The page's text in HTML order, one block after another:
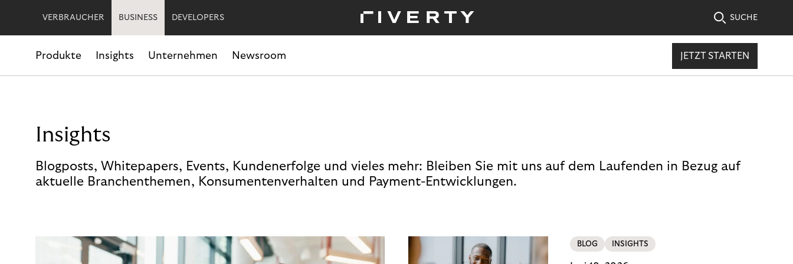
VERBRAUCHER BUSINESS DEVELOPERS SUCHE
Produkte Insights Unternehmen Newsroom JETZT STARTEN
Insights
Blogposts, Whitepapers, Events, Kundenerfolge und vieles mehr: Bleiben Sie mit uns auf dem Laufenden in Bezug auf
aktuelle Branchenthemen, Konsumentenverhalten und Payment-Entwicklungen.
BLOG INSIGHTS